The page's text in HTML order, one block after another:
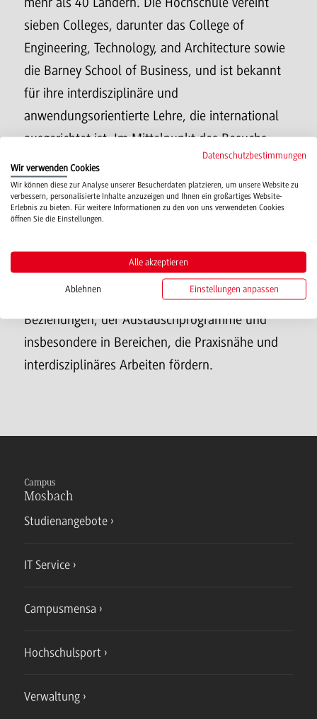
sieben Colleges, darunter das College of
Engineering, Technology, and Architecture sowie
die Barney School of Business, und ist bekannt
für ihre interdisziplinäre und
anwendungsorientierte Lehre, die international
ausgerichtet ist. Im Mittelpunkt des Besuchs
stand daher insbesondere die zukünftige
Zusammenarbeit im Rahmen internationaler
Studienprogramme sowie ein geplantes
der University of Hartford und der DHBW
Mosbach. Beide Seiten zeigten großes Interesse
an einer Vertiefung der akademischen
Beziehungen, der Austauschprogramme und
insbesondere in Bereichen, die Praxisnähe und
interdisziplinäres Arbeiten fördern.
Campus
Mosbach
Studienangebote
IT Service
Campusmensa
Hochschulsport
Verwaltung
Datenschutzbestimmungen
Wir verwenden Cookies
Wir können diese zur Analyse unserer Besucherdaten platzieren, um unsere Website zu
verbessern, personalisierte Inhalte anzuzeigen und Ihnen ein großartiges Website-
Erlebnis zu bieten. Für weitere Informationen zu den von uns verwendeten Cookies
öffnen Sie die Einstellungen.
Alle akzeptieren
Ablehnen Einstellungen anpassen